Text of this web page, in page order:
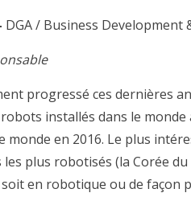
DGA / Business Development
progressé ces dernières
installés dans le monde
monde en 2016. Le plus
plus robotisés (la Corée
en robotique ou de façon